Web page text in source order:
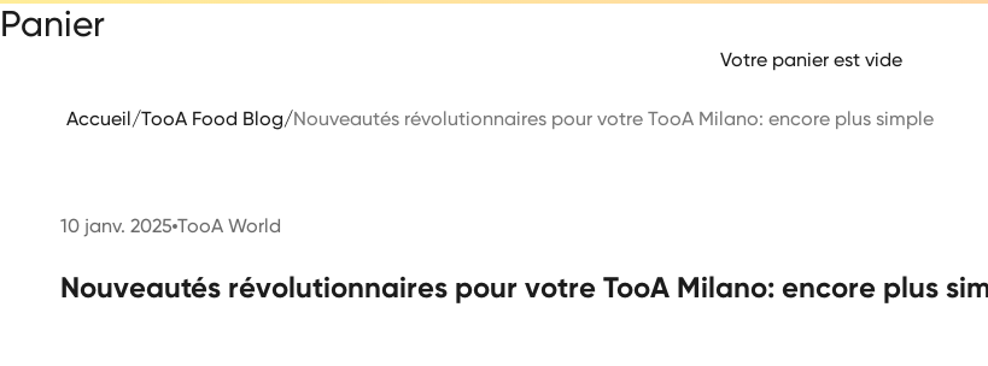
Panier
Votre panier est vide
Accueil/TooA Food Blog/Nouveautés révolutionnaires pour votre TooA Milano: encore plus simple
10 janv. 2025 TooA World
Nouveautés révolutionnaires pour votre TooA Milano: encore plus